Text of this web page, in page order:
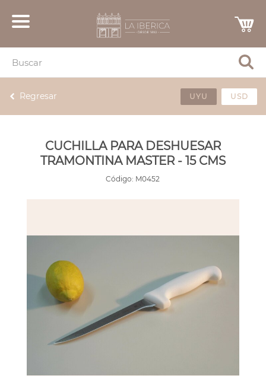
Regresar UYU USD
CUCHILLA PARA DESHUESAR
TRAMONTINA MASTER - 15 CMS
Código: M0452